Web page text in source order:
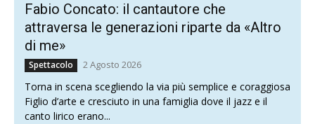
Fabio Concato: il cantautore che
attraversa le generazioni riparte da «Altro
di me»
Spettacolo 2 Agosto 2026
Torna in scena scegliendo la via più semplice e coraggiosa
Figlio d’arte e cresciuto in una famiglia dove il jazz e il
canto lirico erano...